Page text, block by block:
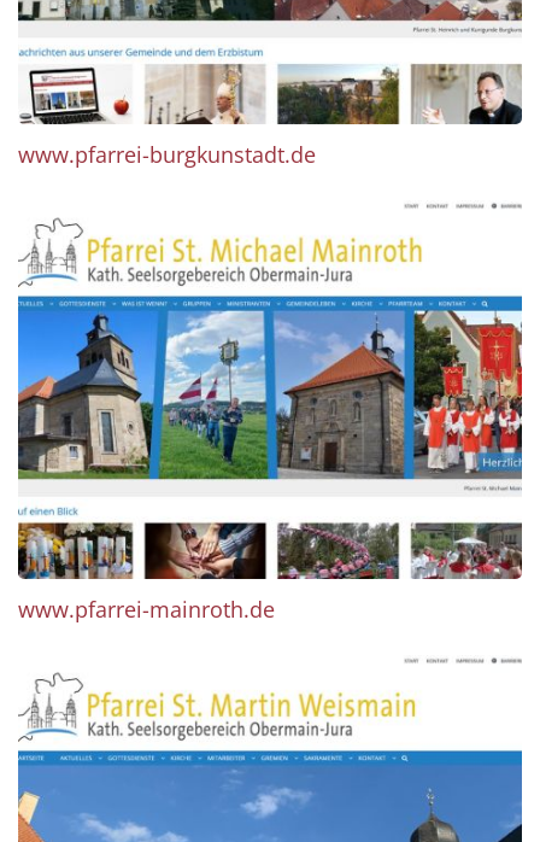
www.pfarrei-burgkunstadt.de
www.pfarrei-mainroth.de